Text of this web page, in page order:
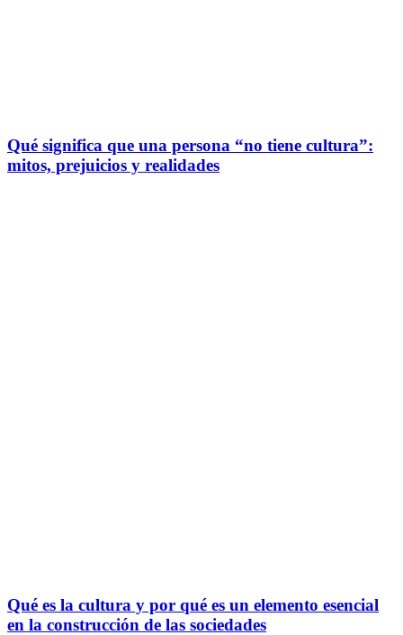
Qué significa que una persona “no tiene cultura”:
mitos, prejuicios y realidades
Qué es la cultura y por qué es un elemento esencial
en la construcción de las sociedades